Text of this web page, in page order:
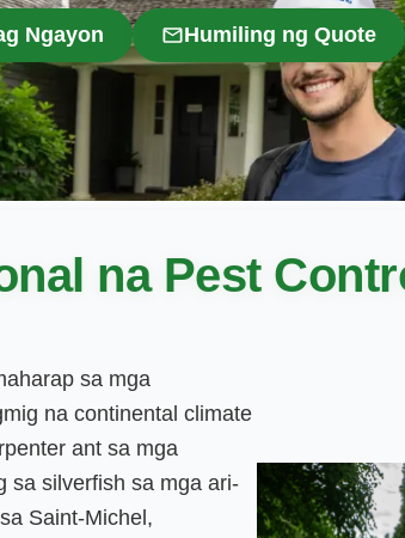
Ngayon Humiling ng Quote
na Pest
sa mga
na continental climate
ant sa mga
sa silverfish sa mga ari-
Saint-Michel,